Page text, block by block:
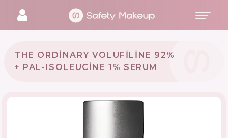
THE ORDINARY VOLUFILINE 92%
+ PAL-ISOLEUCINE 1% SERUM